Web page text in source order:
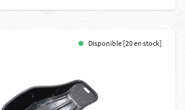
Disponible [20 en stock]